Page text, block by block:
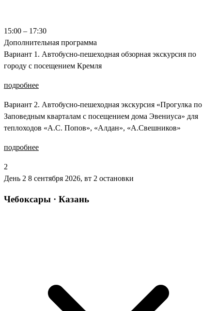
15:00 – 17:30
Дополнительная программа
Вариант 1. Автобусно-пешеходная обзорная экскурсия по
городу с посещением Кремля
подробнее
Вариант 2. Автобусно-пешеходная экскурсия «Прогулка по
Заповедным кварталам с посещением дома Эвениуса» для
теплоходов «А.С. Попов», «Алдан», «А.Свешников»
подробнее
2
День 2 8 сентября 2026, вт 2 остановки
Чебоксары · Казань